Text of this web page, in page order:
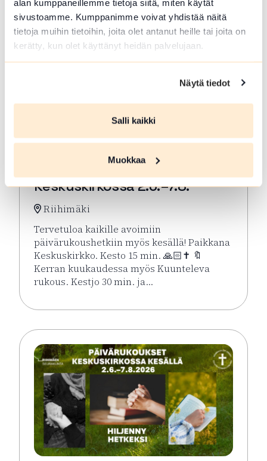
alan kumppaneillemme tietoja siitä, miten käytät
sivustoamme. Kumppanimme voivat yhdistää näitä
tietoja muihin tietoihin, joita olet antanut heille tai joita on
kerätty, kun olet käyttänyt heidän palvelujaan.
Näytä tiedot
Salli kaikki
Muokkaa
ELO 07 2026
Kesän rukoushetket Riihimäen
Keskuskirkossa 2.6.–7.8.
Riihimäki
Tervetuloa kaikille avoimiin
päivärukoushetkiin myös kesällä! Paikkana
Keskuskirkko. Kesto 15 min. 🙏🏻✝️ 🔖
Kerran kuukaudessa myös Kuunteleva
rukous. Kestjo 30 min. ja…
Lue lisää tapahtumasta Kesän rukoushetket